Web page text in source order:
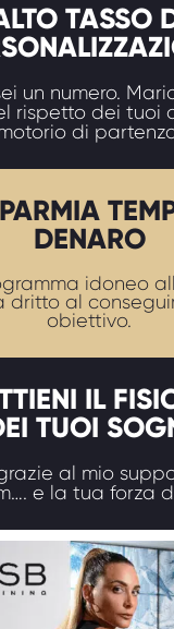
TASSO
un numero.
rispetto dei tuoi
di
DENARO
idoneo
dritto al
obiettivo.
IL
TUOI
al mio
e la tua forza